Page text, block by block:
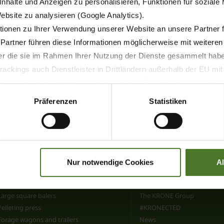
zu analysieren (Google Analytics).
zu Ihrer Verwendung unserer Website an unsere Partner
führen diese Informationen möglicherweise mit
die sie im Rahmen Ihrer Nutzung der Dienste gesammelt
auch Dienstleister in Drittländern außerhalb der EU
wodurch das Risiko von behördlichen Zugriffen bzw. von
Präferenzen Statistiken
Nur notwendige Cookies
your KRONE machine
there is KRONE for coloring. Simply download it, print it
Rotary tedders
square balers
press
wagons and trailers
Explore KRONE
KRONE Fan Shop
Wallpapers
The KRONE Group
#KRONECTED
News